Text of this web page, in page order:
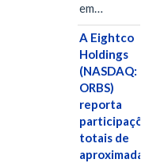
em…
A Eightco
Holdings
(NASDAQ:
ORBS)
reporta
participações
totais de